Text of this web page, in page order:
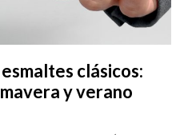
clásicos:
y verano